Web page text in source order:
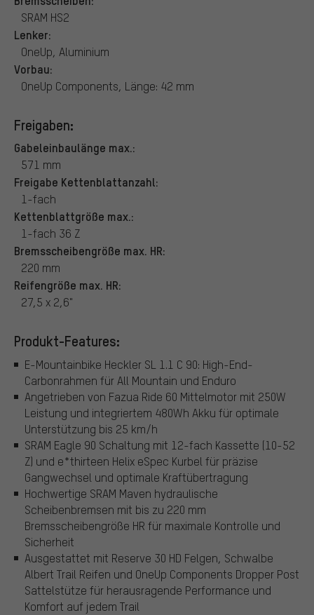
SRAM HS2
Lenker:
OneUp, Aluminium
Vorbau:
OneUp Components, Länge: 42 mm
Freigaben:
Gabeleinbaulänge max.:
571 mm
Freigabe Kettenblattanzahl:
1-fach
Kettenblattgröße max.:
1-fach 36 Z
Bremsscheibengröße max. HR:
220 mm
Reifengröße max. HR:
27,5 x 2,6"
Produkt-Features:
E-Mountainbike Heckler SL 1.1 C 90: High-End-
Carbonrahmen für All Mountain und Enduro
Angetrieben von Fazua Ride 60 Mittelmotor mit 250W
Leistung und integriertem 480Wh Akku für optimale
Unterstützung bis 25 km/h
SRAM Eagle 90 Schaltung mit 12-fach Kassette (10-52
Z) und e*thirteen Helix eSpec Kurbel für präzise
Gangwechsel und optimale Kraftübertragung
Hochwertige SRAM Maven hydraulische
Scheibenbremsen mit bis zu 220 mm
Bremsscheibengröße HR für maximale Kontrolle und
Sicherheit
Ausgestattet mit Reserve 30 HD Felgen, Schwalbe
Albert Trail Reifen und OneUp Components Dropper Post
Sattelstütze für herausragende Performance und
Komfort auf jedem Trail